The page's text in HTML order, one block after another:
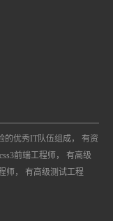
的优秀IT队伍组成， 有资
前端工程师， 有高级
师， 有高级测试工程